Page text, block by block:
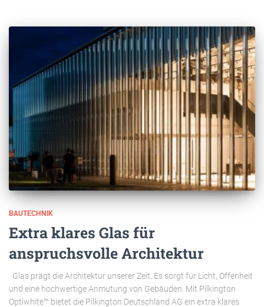
BAUTECHNIK
Extra klares Glas für
anspruchsvolle Architektur
Glas prägt die Architektur unserer Zeit. Es sorgt für Licht, Offenheit
und eine hochwertige Anmutung von Gebäuden. Mit Pilkington
Optiwhite™ bietet die Pilkington Deutschland AG ein extra klares